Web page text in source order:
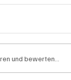
Achtung Kinder
und bewerten...